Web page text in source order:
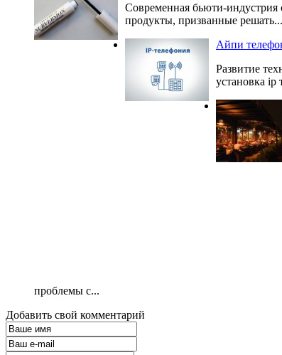
Современная бьюти-индустрия
продукты, призванные решать...
Айпи
Развитие
установка ip
проблемы с...
Добавить свой комментарий